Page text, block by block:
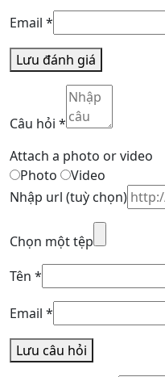
Email *
Lưu đánh giá
Câu hỏi *
Attach a photo or video
Photo
Video
Nhập url (tuỳ chọn)
Chọn một tệp
Tên *
Email *
Lưu câu hỏi